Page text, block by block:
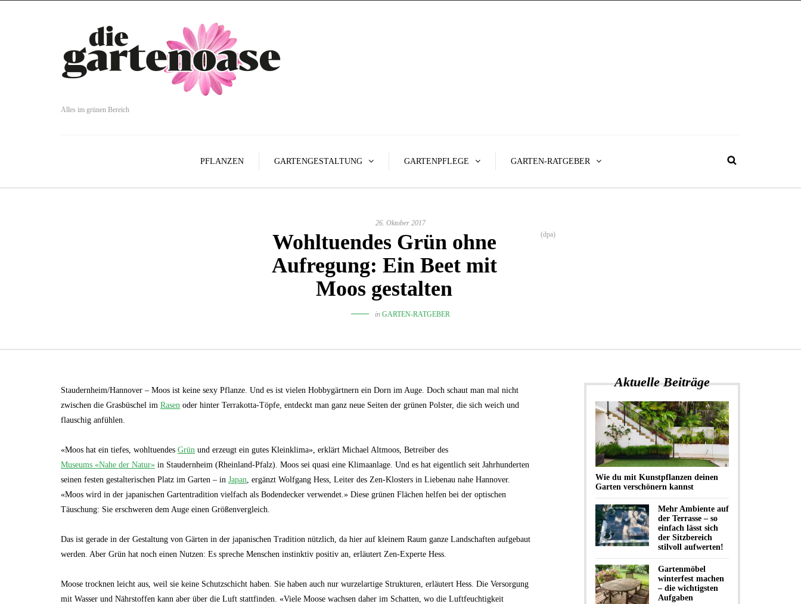
Alles im grünen Bereich
PFLANZEN GARTENGESTALTUNG GARTENPFLEGE GARTEN-RATGEBER
26. Oktober 2017
Wohltuendes Grün ohne
Aufregung: Ein Beet mit
Moos gestalten
(dpa)
in GARTEN-RATGEBER
Staudernheim/Hannover – Moos ist keine sexy Pflanze. Und es ist vielen Hobbygärtnern ein Dorn im Auge. Doch schaut man mal nicht
zwischen die Grasbüschel im Rasen oder hinter Terrakotta-Töpfe, entdeckt man ganz neue Seiten der grünen Polster, die sich weich und
flauschig anfühlen.
«Moos hat ein tiefes, wohltuendes Grün und erzeugt ein gutes Kleinklima», erklärt Michael Altmoos, Betreiber des
Museums «Nahe der Natur» in Staudernheim (Rheinland-Pfalz). Moos sei quasi eine Klimaanlage. Und es hat eigentlich seit Jahrhunderten
seinen festen gestalterischen Platz im Garten – in Japan, ergänzt Wolfgang Hess, Leiter des Zen-Klosters in Liebenau nahe Hannover.
«Moos wird in der japanischen Gartentradition vielfach als Bodendecker verwendet.» Diese grünen Flächen helfen bei der optischen
Täuschung: Sie erschweren dem Auge einen Größenvergleich.
Das ist gerade in der Gestaltung von Gärten in der japanischen Tradition nützlich, da hier auf kleinem Raum ganze Landschaften aufgebaut
werden. Aber Grün hat noch einen Nutzen: Es spreche Menschen instinktiv positiv an, erläutert Zen-Experte Hess.
Moose trocknen leicht aus, weil sie keine Schutzschicht haben. Sie haben auch nur wurzelartige Strukturen, erläutert Hess. Die Versorgung
mit Wasser und Nährstoffen kann aber über die Luft stattfinden. «Viele Moose wachsen daher im Schatten, wo die Luftfeuchtigkeit
Aktuelle Beiträge
Wie du mit Kunstpflanzen deinen
Garten verschönern kannst
Mehr Ambiente auf
der Terrasse – so
einfach lässt sich
der Sitzbereich
stilvoll aufwerten!
Gartenmöbel
winterfest machen
– die wichtigsten
Aufgaben